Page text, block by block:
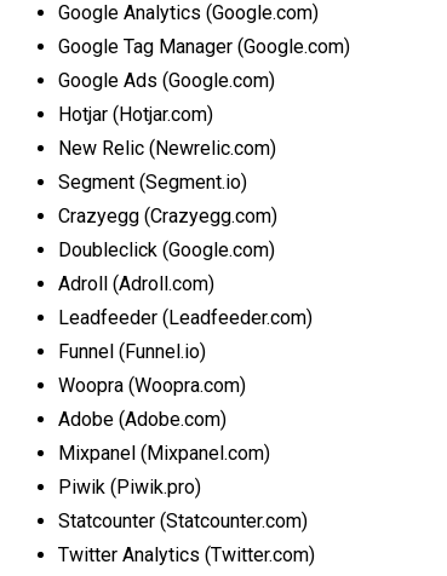
Google Analytics (Google.com)
Google Tag Manager (Google.com)
Google Ads (Google.com)
Hotjar (Hotjar.com)
New Relic (Newrelic.com)
Segment (Segment.io)
Crazyegg (Crazyegg.com)
Doubleclick (Google.com)
Adroll (Adroll.com)
Leadfeeder (Leadfeeder.com)
Funnel (Funnel.io)
Woopra (Woopra.com)
Adobe (Adobe.com)
Mixpanel (Mixpanel.com)
Piwik (Piwik.pro)
Statcounter (Statcounter.com)
Twitter Analytics (Twitter.com)